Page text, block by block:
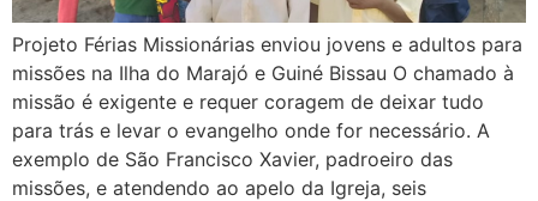
Projeto Férias Missionárias enviou jovens e adultos para
missões na Ilha do Marajó e Guiné Bissau O chamado à
missão é exigente e requer coragem de deixar tudo
para trás e levar o evangelho onde for necessário. A
exemplo de São Francisco Xavier, padroeiro das
missões, e atendendo ao apelo da Igreja, seis